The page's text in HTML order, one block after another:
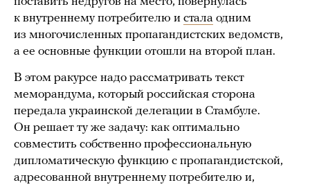
к внутреннему потребителю и стала одним
из многочисленных пропагандистских ведомств,
а ее основные функции отошли на второй план.
В этом ракурсе надо рассматривать текст
меморандума, который российская сторона
передала украинской делегации в Стамбуле.
Он решает ту же задачу: как оптимально
совместить собственно профессиональную
дипломатическую функцию с пропагандистской,
адресованной внутреннему потребителю и,